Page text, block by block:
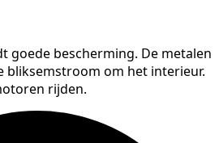
goede bescherming. De metalen
bliksemstroom om het interieur.
rijden.